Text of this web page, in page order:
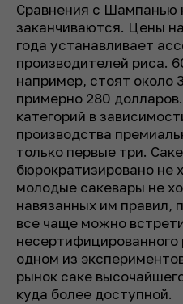
Сравнения с Шампанью
заканчиваются. Цены
года устанавливает
производителей риса.
например, стоят около
примерно 280
категорий в
производства
только первые три.
бюрократизировано не
молодые сакевары не
навязанных им правил,
все чаще можно
несертифицированного
одном из
рынок саке
куда более доступной.